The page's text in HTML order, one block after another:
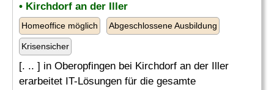
• Kirchdorf an der Iller
Homeoffice möglich Abgeschlossene Ausbildung
Krisensicher
[. .. ] in Oberopfingen bei Kirchdorf an der Iller
erarbeitet IT-Lösungen für die gesamte